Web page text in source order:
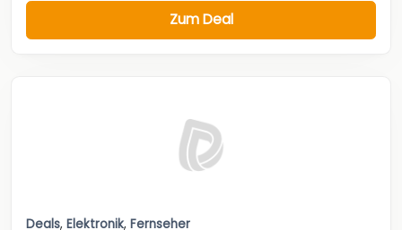
Zum Deal
Deals, Elektronik, Fernseher